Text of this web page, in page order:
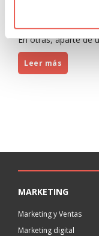
Hay ciertas facetas
En otras, aparte de
Leer más
MARKETING
Marketing y Ventas
Marketing digital